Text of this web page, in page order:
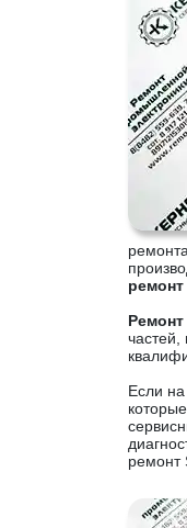
ремонт
Ремонт
частей,
Если
ремонт